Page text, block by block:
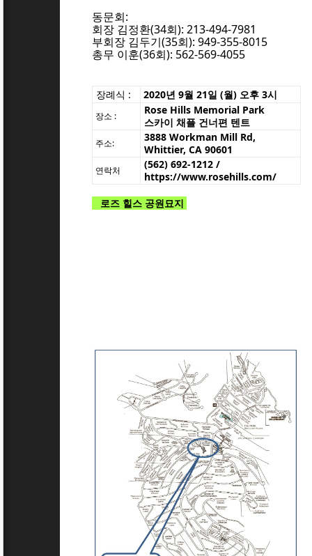
동문회:
회장 김정환(34회): 213-494-7981
부회장 김두기(35회): 949-355-8015
총무 이훈(36회): 562-569-4055
장례식 : 2020년 9월 21일 (월) 오후 3시
장소 :
Rose Hills Memorial Park
스카이 채플 건너편 텐트
주소:
3888 Workman Mill Rd,
Whittier, CA 90601
연락처
(562) 692-1212 /
https://www.rosehills.com/
로즈 힐스 공원묘지